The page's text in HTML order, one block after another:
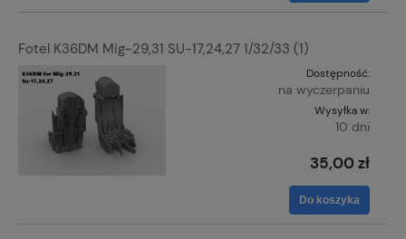
Fotel K36DM Mig-29,31 SU-17,24,27 1/32/33 (1)
Dostępność:
na wyczerpaniu
Wysyłka w:
10 dni
35,00 zł
Do koszyka